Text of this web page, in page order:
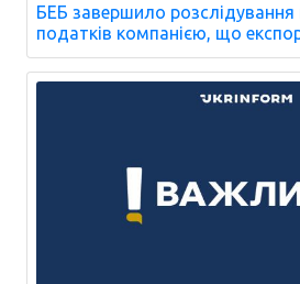
БЕБ завершило розслідування
податків компанією, що